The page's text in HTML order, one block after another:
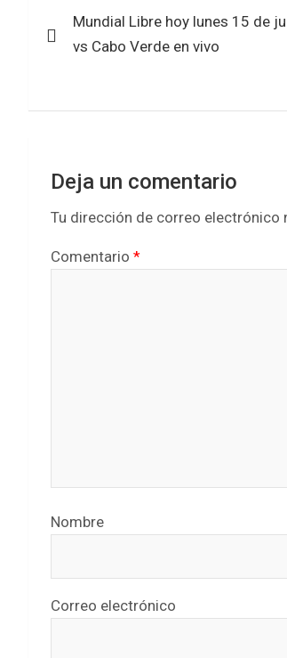
b
o
t
t
r
t
s
p
r
e
de
Mundial Libre hoy lunes 15 de
vs Cabo Verde en vivo
Deja un comentario
Tu dirección de correo electrónico
Comentario *
Nombre
Correo electrónico